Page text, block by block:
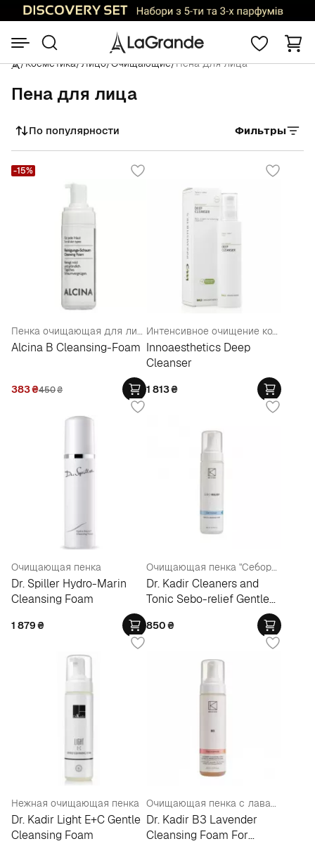
/Косметика/Лицо/Очищающие/Пена для лица
Пена для лица
Сортировать
По популярности Фильтры
Пенка очищающая для лица
Alcina B Cleansing-Foam
383₴450₴
-15%
Интенсивное очищение кожи лица
Innoaesthetics Deep
Cleanser
1 813₴
Очищающая пенка
Dr. Spiller Hydro-Marin
Cleansing Foam
1 879₴
Очищающая пенка "Себорельеф"
Dr. Kadir Cleaners and
Tonic Sebo-relief Gentle
850₴
Нежная очищающая пенка
Dr. Kadir Light E+C Gentle
Cleansing Foam
Очищающая пенка с лавандой для проблемной кожи
Dr. Kadir B3 Lavender
Cleansing Foam For